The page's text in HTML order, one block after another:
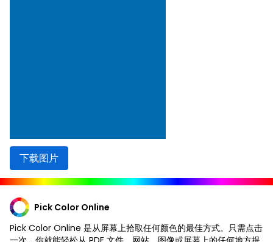
下载图片
Pick Color Online
Pick Color Online 是从屏幕上拾取任何颜色的最佳方式。只需点击